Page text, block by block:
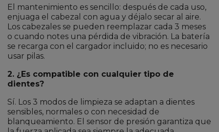
El mantenimiento es sencillo: después de cada uso,
enjuaga el cabezal con agua y déjalo secar al aire.
Los cabezales se pueden reemplazar cada 3 meses
o cuando notes una pérdida de vibración. La batería
se recarga con el cargador incluido; no es necesario
usar pilas.
2. ¿Es compatible con cualquier tipo de
dientes?
Sí. Los 3 modos de limpieza se adaptan a dientes
sensibles, normales o con necesidad de
blanqueamiento. El sensor de presión garantiza que